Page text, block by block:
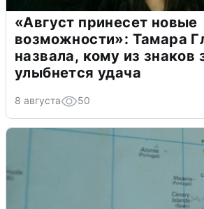
«Август принесет новые
возможности»: Тамара
назвала, кому из знаков
улыбнется удача
8 августа 50